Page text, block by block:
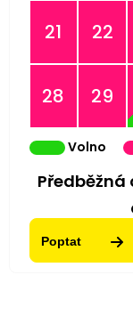
21 22
28 29
Volno
Předběžná
Poptat